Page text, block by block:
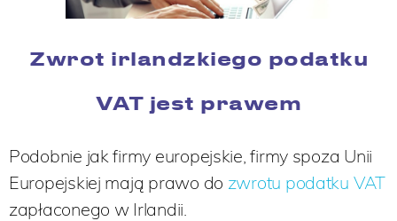
Zwrot irlandzkiego podatku
VAT jest prawem
Podobnie jak firmy europejskie, firmy spoza Unii
Europejskiej mają prawo do zwrotu podatku VAT
zapłaconego w Irlandii.